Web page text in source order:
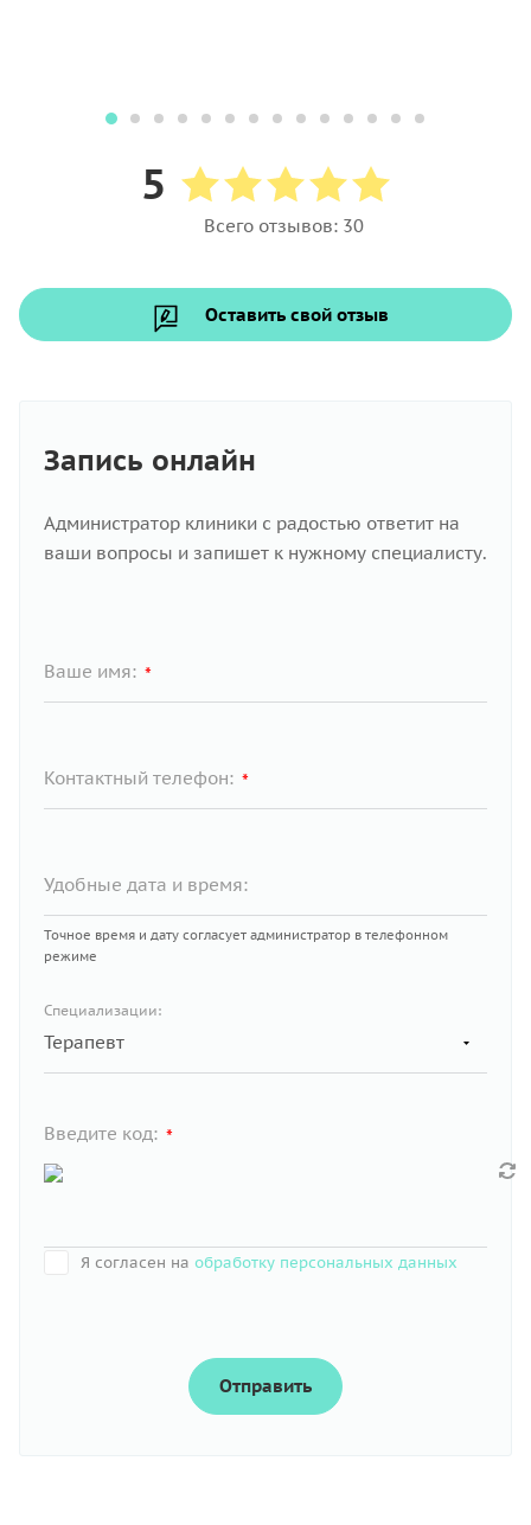
5
Всего отзывов: 30
Оставить свой отзыв
Запись онлайн
Администратор клиники с радостью ответит на
ваши вопросы и запишет к нужному специалисту.
Ваше имя: *
Контактный телефон: *
Удобные дата и время:
Точное время и дату согласует администратор в телефонном
режиме
Специализации:
Введите код: *
Я согласен на обработку персональных данных
Отправить